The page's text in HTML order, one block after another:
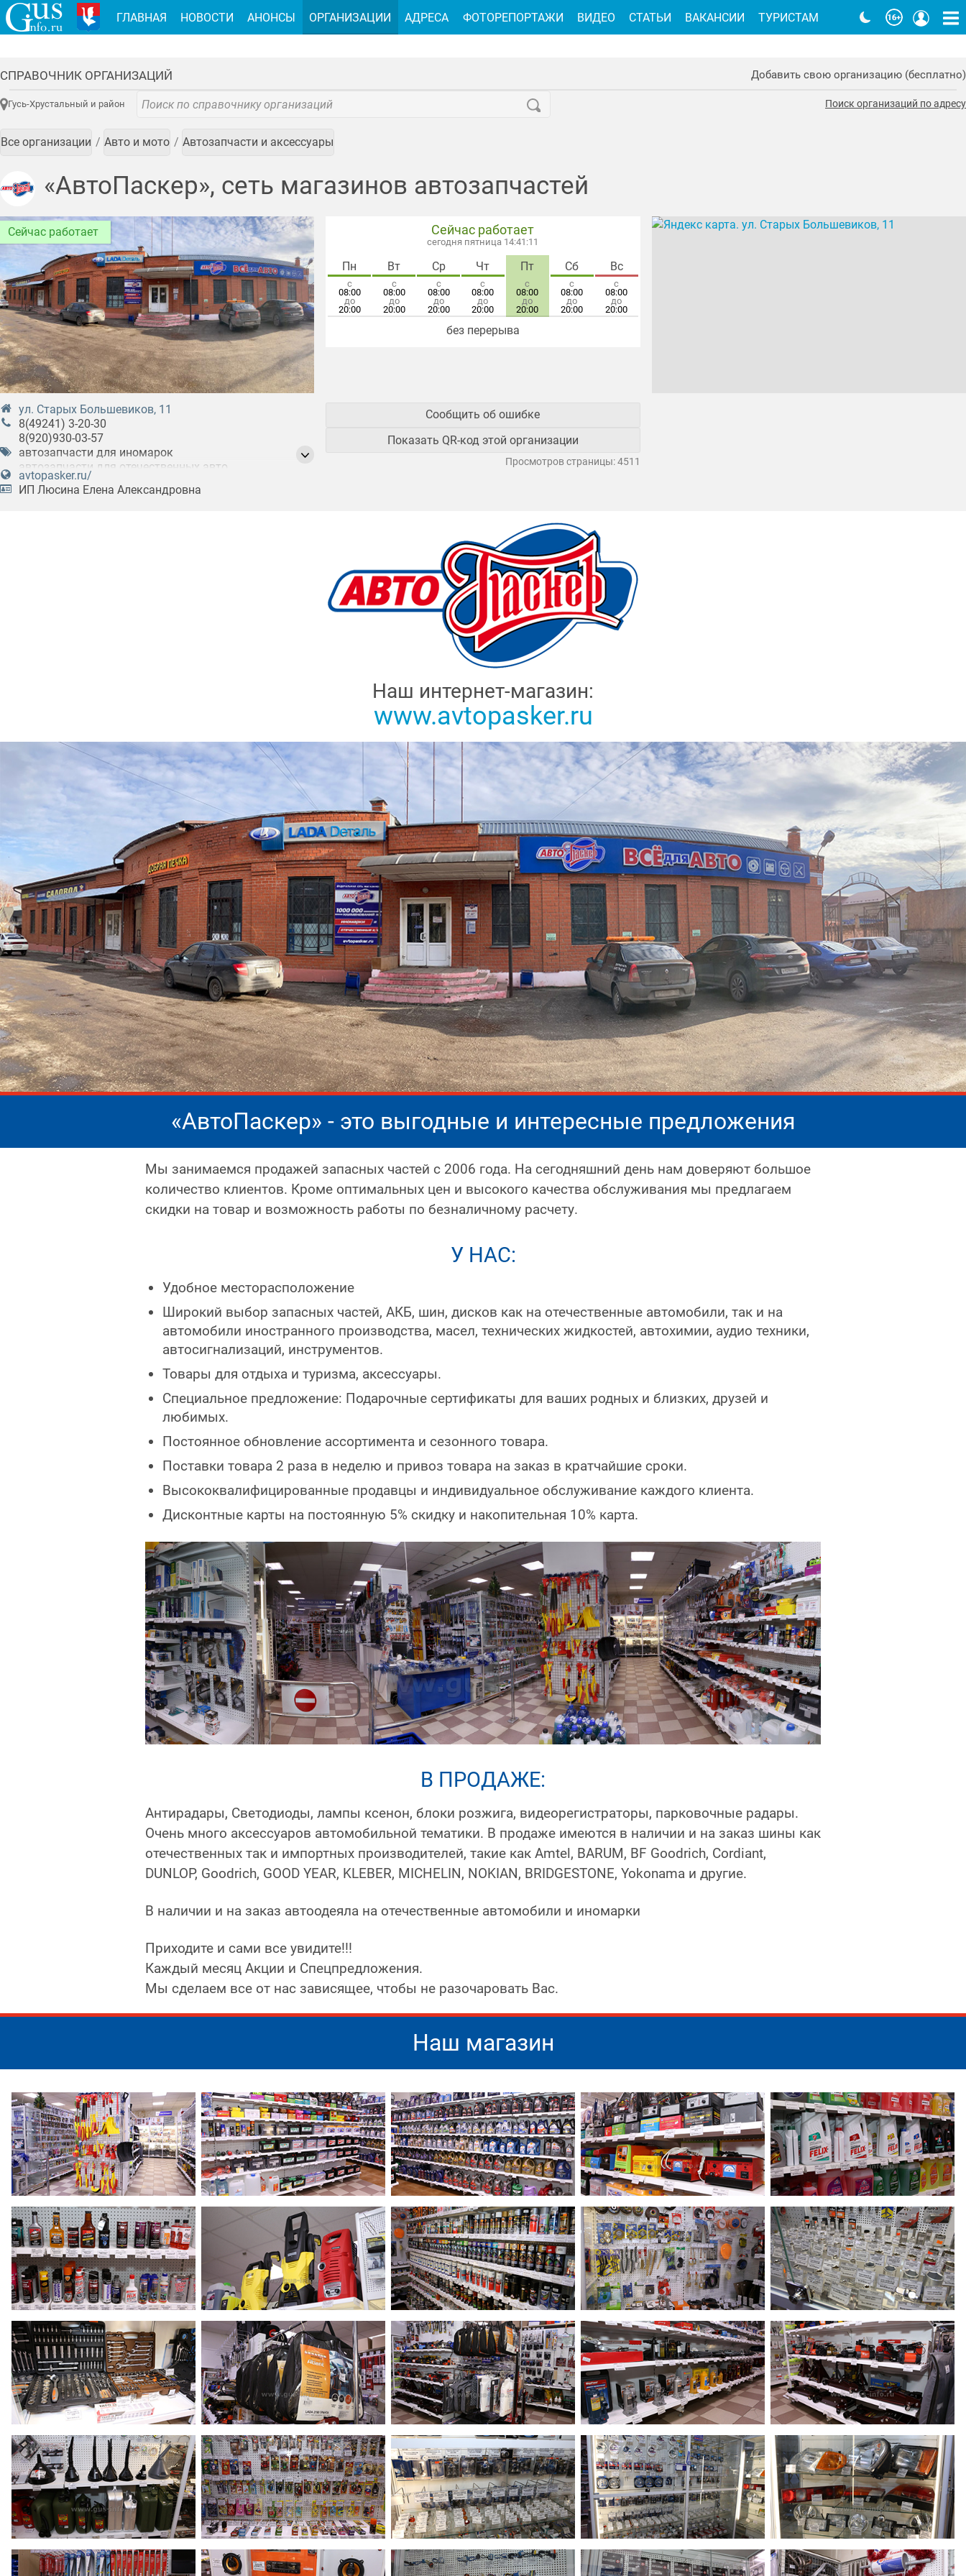
СПРАВОЧНИК ОРГАНИЗАЦИЙ Добавить свою организацию (бесплатно)
Гусь-Хрустальный и район Поиск организаций по адресу
Все организации Авто и мото Автозапчасти и аксессуары
«АвтоПаскер», сеть магазинов автозапчастей
Сейчас работает
ул. Старых Большевиков, 11
8(49241) 3-20-30
8(920)930-03-57
автозапчасти для иномарок
автозапчасти для отечественных авто
товары для авто
автоинструмент
автокрепёж
автомасла
avtopasker.ru/
ИП Люсина Елена Александровна
Сейчас работает
сегодня пятница 14:41:13
Пн
с
08:00
до
20:00
Вт
с
08:00
до
20:00
Ср
с
08:00
до
20:00
Чт
с
08:00
до
20:00
Пт
с
08:00
до
20:00
Сб
с
08:00
до
20:00
Вс
с
08:00
до
20:00
без перерыва
Сообщить об ошибке
Показать QR-код этой организации
Просмотров страницы: 4511
Наш интернет-магазин:
www.avtopasker.ru
«АвтоПаскер» - это выгодные и интересные предложения
Мы занимаемся продажей запасных частей с 2006 года. На сегодняшний день нам доверяют большое
количество клиентов. Кроме оптимальных цен и высокого качества обслуживания мы предлагаем
скидки на товар и возможность работы по безналичному расчету.
У НАС:
Удобное месторасположение
Широкий выбор запасных частей, АКБ, шин, дисков как на отечественные автомобили, так и на
автомобили иностранного производства, масел, технических жидкостей, автохимии, аудио техники,
автосигнализаций, инструментов.
Товары для отдыха и туризма, аксессуары.
Специальное предложение: Подарочные сертификаты для ваших родных и близких, друзей и
любимых.
Постоянное обновление ассортимента и сезонного товара.
Поставки товара 2 раза в неделю и привоз товара на заказ в кратчайшие сроки.
Высококвалифицированные продавцы и индивидуальное обслуживание каждого клиента.
Дисконтные карты на постоянную 5% скидку и накопительная 10% карта.
В ПРОДАЖЕ:
Антирадары, Светодиоды, лампы ксенон, блоки розжига, видеорегистраторы, парковочные радары.
Очень много аксессуаров автомобильной тематики. В продаже имеются в наличии и на заказ шины как
отечественных так и импортных производителей, такие как Amtel, BARUM, BF Goodrich, Cordiant,
DUNLOP, Goodrich, GOOD YEAR, KLEBER, MICHELIN, NOKIAN, BRIDGESTONE, Yokonama и другие.
В наличии и на заказ автоодеяла на отечественные автомобили и иномарки
Приходите и сами все увидите!!!
Каждый месяц Акции и Спецпредложения.
Мы сделаем все от нас зависящее, чтобы не разочаровать Вас.
Наш магазин
ГЛАВНАЯ НОВОСТИ АНОНСЫ ОРГАНИЗАЦИИ АДРЕСА ФОТОРЕПОРТАЖИ ВИДЕО СТАТЬИ ВАКАНСИИ ТУРИСТАМ